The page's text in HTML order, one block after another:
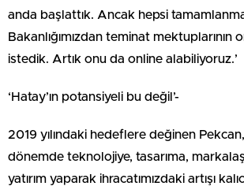
anda başlattık. Ancak hepsi
Bakanlığımızdan teminat mektuplarının
istedik. Artık onu da online alabiliyoruz.’
‘Hatay’ın potansiyeli bu değil’-
2019 yılındaki hedeflere değinen
dönemde teknolojiye, tasarıma,
yatırım yaparak ihracatımızdaki artışı